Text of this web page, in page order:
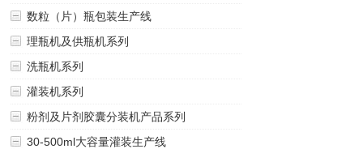
数粒（片）瓶包装生产线
理瓶机及供瓶机系列
洗瓶机系列
灌装机系列
粉剂及片剂胶囊分装机产品系列
30-500ml大容量灌装生产线